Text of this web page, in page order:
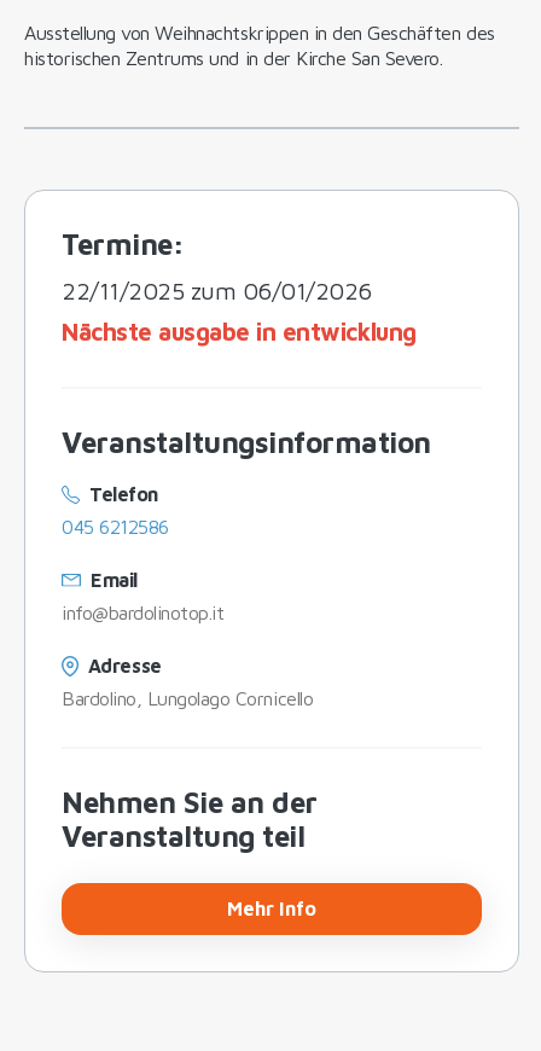
Ausstellung von Weihnachtskrippen in den Geschäften des
historischen Zentrums und in der Kirche San Severo.
Termine:
22/11/2025 zum 06/01/2026
Nächste ausgabe in entwicklung
Veranstaltungsinformation
Telefon
045 6212586
Email
info@bardolinotop.it
Adresse
Bardolino, Lungolago Cornicello
Nehmen Sie an der
Veranstaltung teil
Mehr Info